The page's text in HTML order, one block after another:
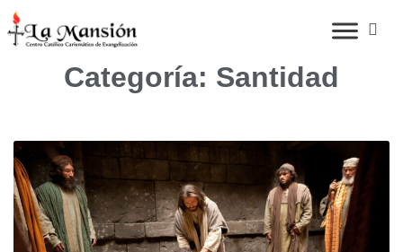
Categoría: Santidad